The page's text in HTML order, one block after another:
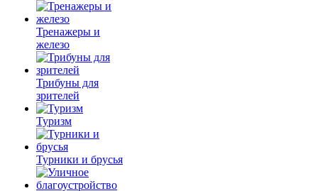
Тренажеры и
железо
Трибуны для
зрителей
Туризм
Турники и брусья